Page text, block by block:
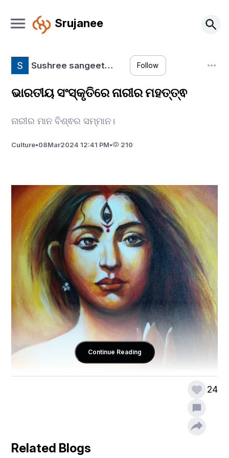
Srujanee
Sushree sangeet… Follow
ଭାରତୀୟ ସଂସ୍କୃତିରେ ନାରୀର ମହତ୍ତ୍ଵ
ନାରୀର ମାନ ବିଶ୍ଵର ସମ୍ମାନ।
Culture•08Mar2024 12:41 PM• 210
Continue Reading
24
Related Blogs